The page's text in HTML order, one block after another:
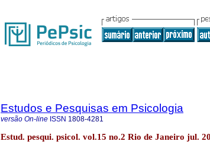
Estudos e Pesquisas em Psicologia
versão On-line ISSN 1808-4281
Estud. pesqui. psicol. vol.15 no.2 Rio de Janeiro jul.